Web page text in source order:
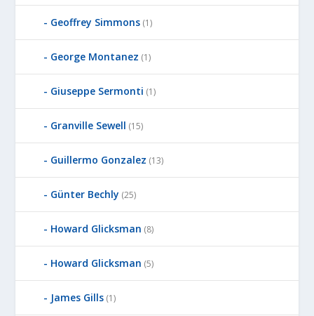
Geoffrey Simmons (1)
George Montanez (1)
Giuseppe Sermonti (1)
Granville Sewell (15)
Guillermo Gonzalez (13)
Günter Bechly (25)
Howard Glicksman (8)
Howard Glicksman (5)
James Gills (1)